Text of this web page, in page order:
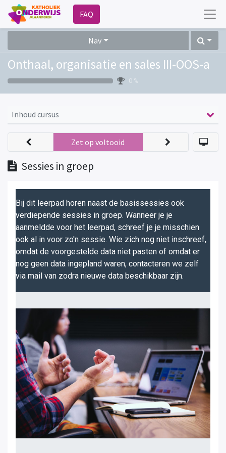
FAQ
Nav
Onthaal, organisatie en sales III-OOS-a
0 %
Inhoud cursus
Sessies in groep
Zet op voltooid
Bij dit leerpad horen naast de basissessies ook
verdiepende sessies in groep. Wanneer je je
aanmeldde voor het leerpad, schreef je je misschien
ook al in voor zo'n sessie. Wie zich nog niet inschreef,
omdat de voorgestelde data niet pasten of omdat er
nog geen data ingepland waren, contacteren we zelf
via mail van zodra nieuwe data beschikbaar zijn.